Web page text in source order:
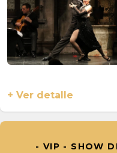
+ Ver detalle
- VIP - SHOW